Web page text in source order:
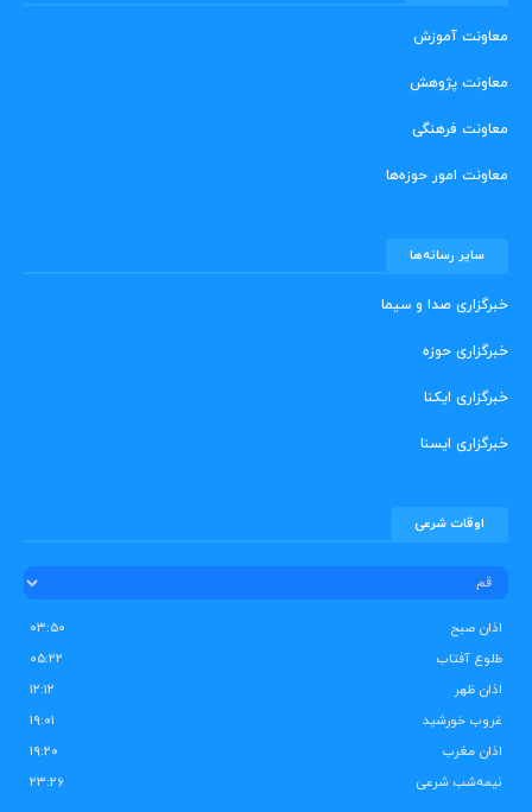
معاونت آموزش
معاونت پژوهش
معاونت فرهنگی
معاونت امور حوزه‌ها
سایر رسانه‌ها
خبرگزاری صدا و سیما
خبرگزاری حوزه
خبرگزاری ایکنا
خبرگزاری ایسنا
اوقات شرعی
اذان صبح
۰۳:۵۰
طلوع آفتاب
۰۵:۲۲
اذان ظهر
۱۲:۱۲
غروب خورشید
۱۹:۰۱
اذان مغرب
۱۹:۲۰
نیمه‌شب شرعی
۲۳:۲۶